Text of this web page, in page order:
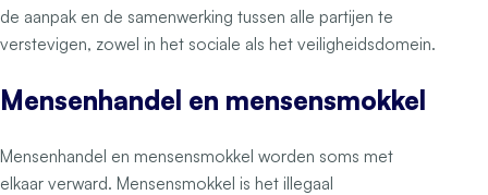
de aanpak en de samenwerking tussen alle partijen te
verstevigen, zowel in het sociale als het veiligheidsdomein.
Mensenhandel en mensensmokkel
Mensenhandel en mensensmokkel worden soms met
elkaar verward. Mensensmokkel is het illegaal